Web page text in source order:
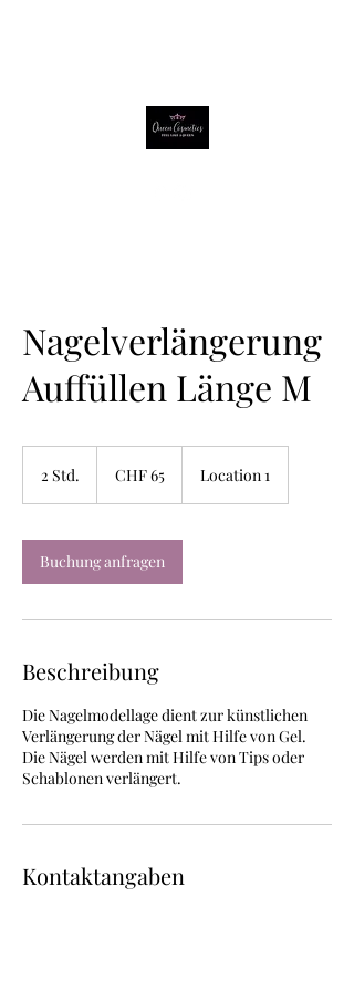
Nagelverlängerung
Auffüllen Länge M
2 Std.
d
.
Franken
CHF 65 Location 1
Buchung anfragen
Beschreibung
Die Nagelmodellage dient zur künstlichen
Verlängerung der Nägel mit Hilfe von Gel.
Die Nägel werden mit Hilfe von Tips oder
Schablonen verlängert.
Kontaktangaben